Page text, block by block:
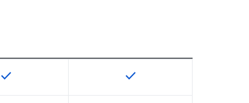
verfügbar
Diese Funktion ist für die Artikelnummer verfügbar
check Diese Funktion ist für die
check